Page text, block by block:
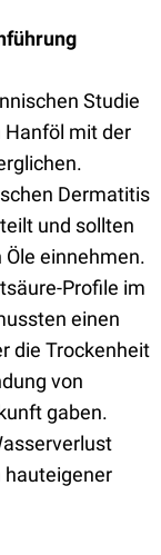
Studie
Hanföl mit der
Dermatitis
und sollten
einnehmen.
Profile im
einen
die Trockenheit
von
gaben.
hauteigener